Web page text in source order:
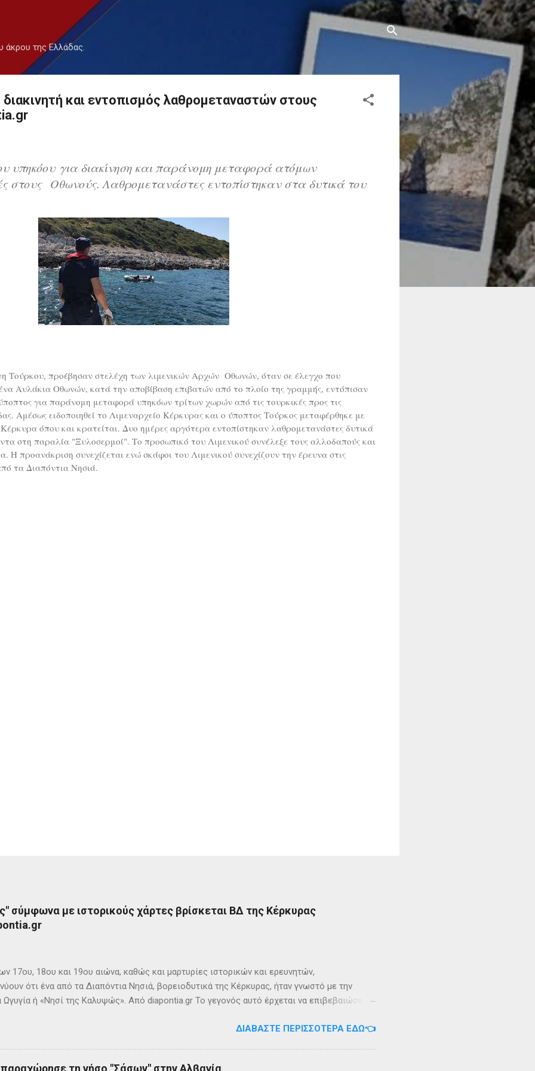
Μετάβαση στο κύριο περιεχόμενο
άκρου της Ελλάδας.
και εντοπισμός λαθρομεταναστών στους
υπηκόου για διακίνηση και παράνομη μεταφορά ατόμων
στους Οθωνούς. Λαθρομετανάστες εντοπίστηκαν στα δυτικά του
Τούρκου, προέβησαν στελέχη των λιμενικών Αρχών Οθωνών, όταν σε έλεγχο που
Αυλάκια Οθωνών, κατά την αποβίβαση επιβατών από το πλοίο της γραμμής, εντόπισαν
για παράνομη μεταφορά υπηκόων τρίτων χωρών από τις τουρκικές προς τις
Αμέσως ειδοποιηθεί το Λιμεναρχείο Κέρκυρας και ο ύποπτος Τούρκος μεταφέρθηκε με
όπου και κρατείται. Δυο ημέρες αργότερα εντοπίστηκαν λαθρομετανάστες δυτικά
στη παραλία "Ξυλοσερμοί". Το προσωπικό του Λιμενικού συνέλεξε τους αλλοδαπούς και
Η προανάκριση συνεχίζεται ενώ σκάφοι του Λιμενικού συνεχίζουν την έρευνα στις
τα Διαπόντια Νησιά.
σύμφωνα με ιστορικούς χάρτες βρίσκεται ΒΔ της Κέρκυρας
17ου, 18ου και 19ου αιώνα, καθώς και μαρτυρίες ιστορικών και ερευνητών,
ότι ένα από τα Διαπόντια Νησιά, βορειοδυτικά της Κέρκυρας, ήταν γνωστό με την
Ωγυγία ή «Νησί της Καλυψώς». Από diapontia.gr Το γεγονός αυτό έρχεται να επιβεβαιώσει
οι Οθωνοί ήταν το νησί της νύμφης Καλυψούς , κόρης του Άτλαντα η οποία ζούσε σε μία
ΔΙΑΒΆΣΤΕ ΠΕΡΙΣΣΌΤΕΡΑ ΕΔΏ👈
τη νήσο "Σάσων" στην Αλβανία